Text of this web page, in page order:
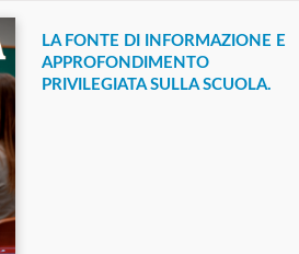
LA FONTE DI INFORMAZIONE E
APPROFONDIMENTO
PRIVILEGIATA SULLA SCUOLA.